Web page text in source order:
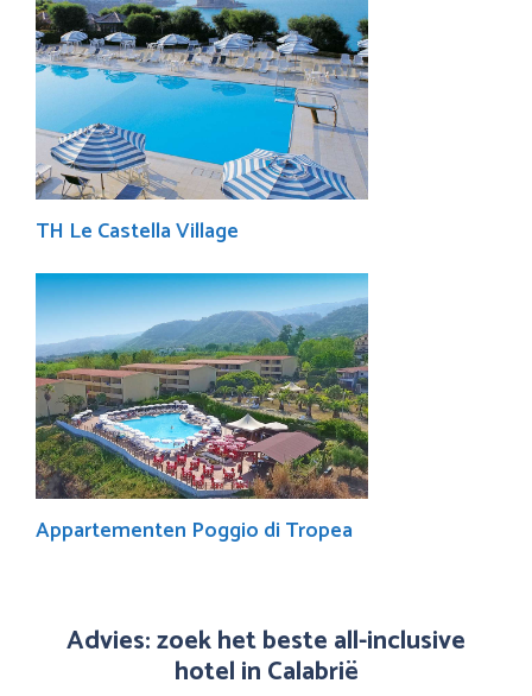
TH Le Castella Village
Appartementen Poggio di Tropea
Advies: zoek het beste all-inclusive
hotel in Calabrië